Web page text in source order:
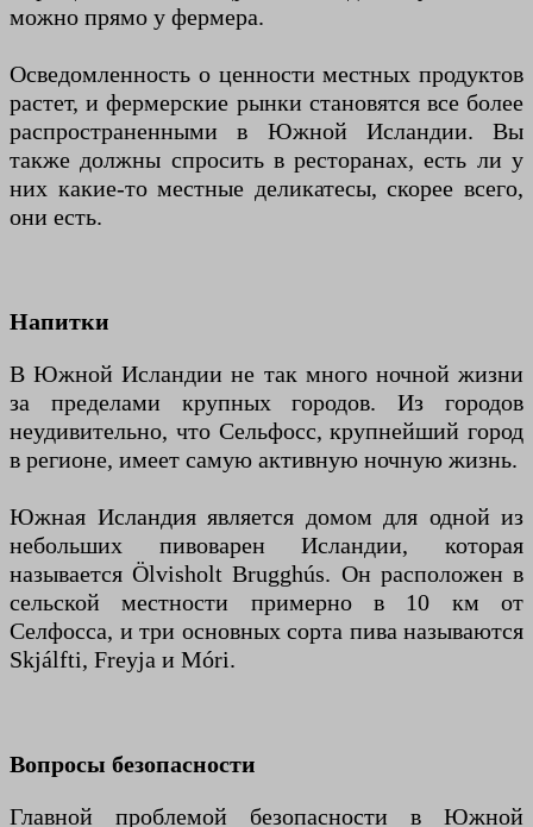
можно прямо у фермера.
Осведомленность о ценности местных продуктов
растет, и фермерские рынки становятся все более
распространенными в Южной Исландии. Вы
также должны спросить в ресторанах, есть ли у
них какие-то местные деликатесы, скорее всего,
они есть.
Напитки
В Южной Исландии не так много ночной жизни
за пределами крупных городов. Из городов
неудивительно, что Сельфосс, крупнейший город
в регионе, имеет самую активную ночную жизнь.
Южная Исландия является домом для одной из
небольших пивоварен Исландии, которая
называется Ölvisholt Brugghús. Он расположен в
сельской местности примерно в 10 км от
Селфосса, и три основных сорта пива называются
Skjálfti, Freyja и Móri.
Вопросы безопасности
Главной проблемой безопасности в Южной